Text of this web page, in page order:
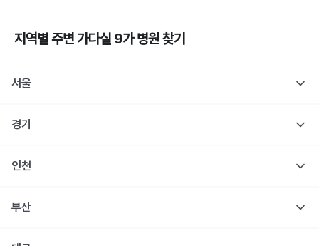
지역별 주변가다실 9가병원 찾기
서울
경기
인천
부산